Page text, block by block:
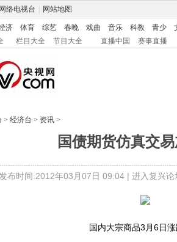
络电视台 网站地图
济 体育 综艺 春晚 戏曲 音乐 科教 青少
栏目大全 节目大全 直播中国 赛事直播
> 经济台 > 资讯 >
国债期货仿真交
发布时间:2012年03月07日 09:04 | 进入复兴论
国内大宗商品3月6日